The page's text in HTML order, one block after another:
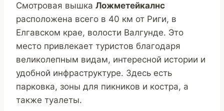
Смотровая вышка Ложметейкалнс
расположена всего в 40 км от Риги, в
Елгавском крае, волости Валгунде. Это
место привлекает туристов благодаря
великолепным видам, интересной истории и
удобной инфраструктуре. Здесь есть
парковка, зоны для пикников и костра, а
также туалеты.